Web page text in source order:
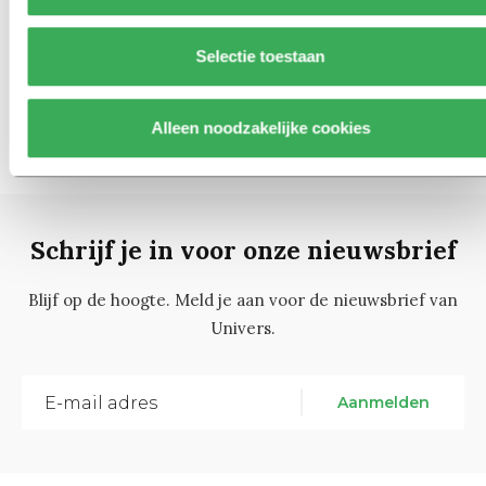
Selectie toestaan
Alleen noodzakelijke cookies
07 april 2011
1 … 258 259 260 261 262 … 267
Schrijf je in voor onze nieuwsbrief
Blijf op de hoogte. Meld je aan voor de nieuwsbrief van
Univers.
Aanmelden